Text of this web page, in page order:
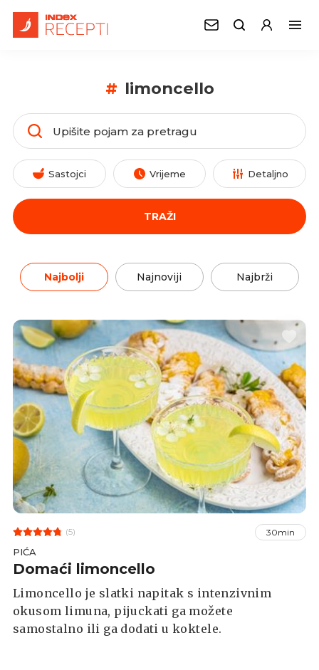
# limoncello
Sastojci Vrijeme Detaljno
TRAŽI
Najbolji Najnoviji Najbrži
(5) 30min
PIĆA
Domaći limoncello
Limoncello je slatki napitak s intenzivnim
okusom limuna, pijuckati ga možete
samostalno ili ga dodati u koktele.